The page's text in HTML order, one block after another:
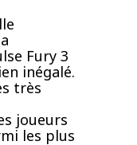
Fury 3
inégalé.
très
joueurs
les plus